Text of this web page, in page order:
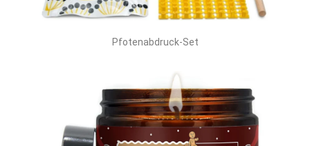
Pfotenabdruck-Set